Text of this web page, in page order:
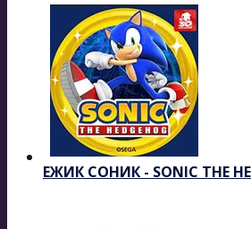
ЕЖИК СОНИК - SONIC THE